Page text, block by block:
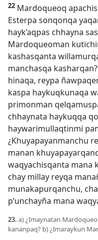
22 Mardoqueoq
Esterpa sonqonqa
hayk’aqpas chhayna
Mardoqueoman
kashasqanta
manchasqa
hinaqa, reypa
kaspa haykuqkunaqa
primonman
chhaynata haykuqqa
haywarimullaqtinmi
¿Khuyapayanmanchu
manan
waqyachisqanta mana
chay millay reyqa
munakapurqanchu,
p’unchayña mana
23. a) ¿Imaynatan
kananpaq? b) ¿Imaraykun